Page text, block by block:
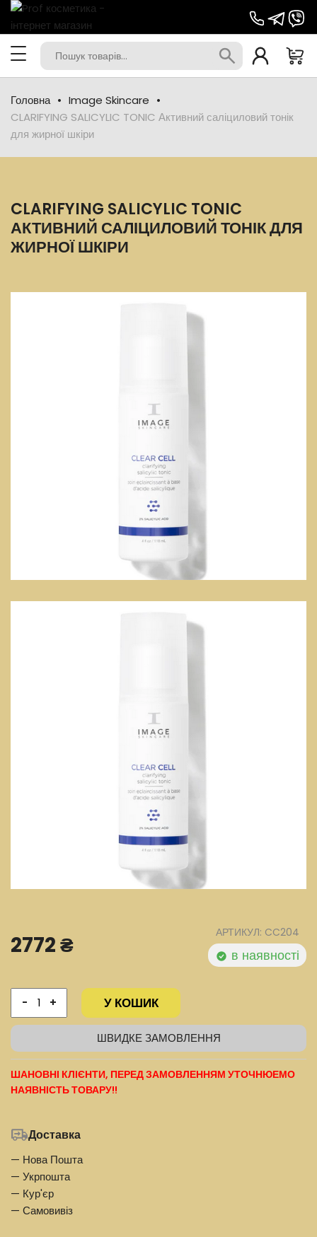
Головна
Image Skincare
CLARIFYING SALICYLIC TONIC Активний саліциловий тонік
для жирної шкіри
CLARIFYING SALICYLIC TONIC
АКТИВНИЙ САЛІЦИЛОВИЙ ТОНІК ДЛЯ
ЖИРНОЇ ШКІРИ
2772 ₴ АРТИКУЛ: CC204
в наявності
- + У КОШИК
ШВИДКЕ ЗАМОВЛЕННЯ
ШАНОВНІ КЛІЄНТИ, ПЕРЕД ЗАМОВЛЕННЯМ УТОЧНЮЕМО
НАЯВНІСТЬ ТОВАРУ!!
Доставка
— Нова Пошта
— Укрпошта
— Кур'єр
— Самовивіз